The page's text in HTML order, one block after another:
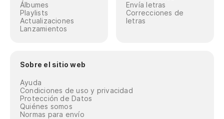
Álbumes
Playlists
Actualizaciones
Lanzamientos
Envía letras
Correcciones de
letras
Sobre el sitio web
Ayuda
Condiciones de uso y privacidad
Protección de Datos
Quiénes somos
Normas para envío